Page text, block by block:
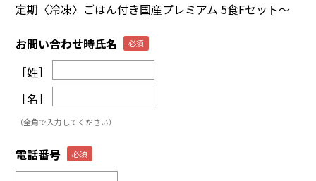
定期〈冷凍〉ごはん付き国産プレミアム 5食Fセット～
お問い合わせ時氏名
［姓］
［名］
（全角で入力してください）
電話番号